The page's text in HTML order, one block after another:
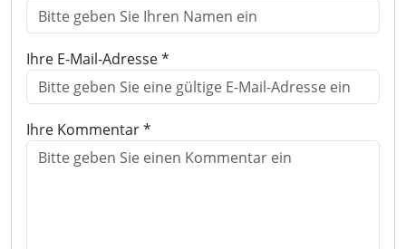
Ihre E-Mail-Adresse *
Ihre Kommentar *